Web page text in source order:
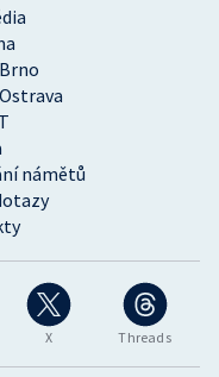
X Threads
námětů